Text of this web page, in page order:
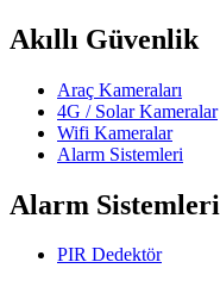
Akıllı Güvenlik
Araç Kameraları
4G / Solar Kameralar
Wifi Kameralar
Alarm Sistemleri
Alarm Sistemleri
PIR Dedektör